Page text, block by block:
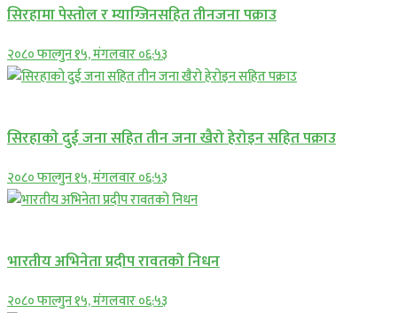
सिरहामा पेस्तोल र म्याग्जिनसहित तीनजना पक्राउ
२०८० फाल्गुन १५, मंगलवार ०६:५३
सिरहाकाे दुई जना सहित तीन जना खैरो हेरोइन सहित पक्राउ
२०८० फाल्गुन १५, मंगलवार ०६:५३
भारतीय अभिनेता प्रदीप रावतको निधन
२०८० फाल्गुन १५, मंगलवार ०६:५३